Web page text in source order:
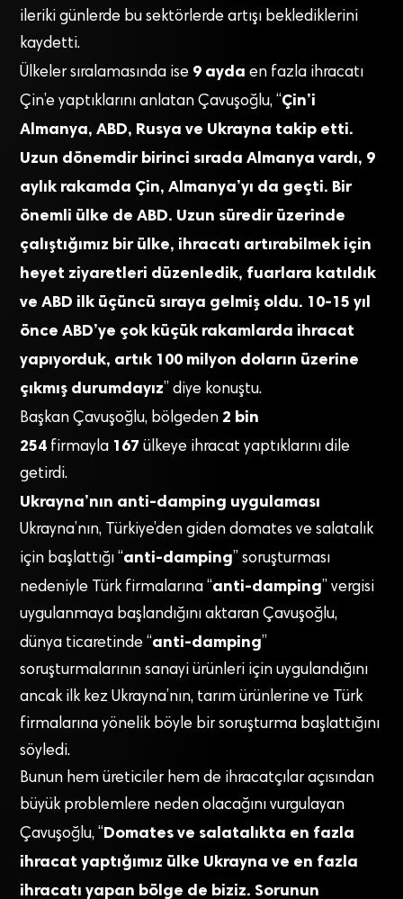
ileriki günlerde bu sektörlerde artışı beklediklerini
kaydetti.
Ülkeler sıralamasında ise 9 ayda en fazla ihracatı
Çin’e yaptıklarını anlatan Çavuşoğlu, “Çin’i
Almanya, ABD, Rusya ve Ukrayna takip etti.
Uzun dönemdir birinci sırada Almanya vardı, 9
aylık rakamda Çin, Almanya’yı da geçti. Bir
önemli ülke de ABD. Uzun süredir üzerinde
çalıştığımız bir ülke, ihracatı artırabilmek için
heyet ziyaretleri düzenledik, fuarlara katıldık
ve ABD ilk üçüncü sıraya gelmiş oldu. 10-15 yıl
önce ABD’ye çok küçük rakamlarda ihracat
yapıyorduk, artık 100 milyon doların üzerine
çıkmış durumdayız” diye konuştu.
Başkan Çavuşoğlu, bölgeden 2 bin
254 firmayla 167 ülkeye ihracat yaptıklarını dile
getirdi.
Ukrayna’nın anti-damping uygulaması
Ukrayna’nın, Türkiye’den giden domates ve salatalık
için başlattığı “anti-damping” soruşturması
nedeniyle Türk firmalarına “anti-damping” vergisi
uygulanmaya başlandığını aktaran Çavuşoğlu,
dünya ticaretinde “anti-damping”
soruşturmalarının sanayi ürünleri için uygulandığını
ancak ilk kez Ukrayna’nın, tarım ürünlerine ve Türk
firmalarına yönelik böyle bir soruşturma başlattığını
söyledi.
Bunun hem üreticiler hem de ihracatçılar açısından
büyük problemlere neden olacağını vurgulayan
Çavuşoğlu, “Domates ve salatalıkta en fazla
ihracat yaptığımız ülke Ukrayna ve en fazla
ihracatı yapan bölge de biziz. Sorunun